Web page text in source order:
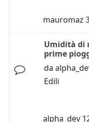
mauromaz
Umidità di
prime
da
Edili
alpha_dev